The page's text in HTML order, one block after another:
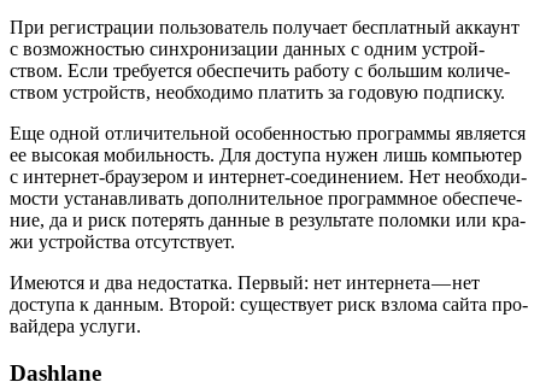
При реги­стра­ции поль­зо­ва­тель полу­ча­ет бес­плат­ный акка­унт
с воз­мож­но­стью син­хро­ни­за­ции дан­ных с одним устрой­
ством. Если тре­бу­ет­ся обес­пе­чить рабо­ту с боль­шим коли­че­
ством устройств, необ­хо­ди­мо пла­тить за годо­вую подписку.
Еще одной отли­чи­тель­ной осо­бен­но­стью про­грам­мы явля­ет­ся
ее высо­кая мобиль­ность. Для досту­па нужен лишь ком­пью­тер
с интер­нет-бра­у­зе­ром и интер­нет-соеди­не­ни­ем. Нет необ­хо­ди­
мо­сти уста­нав­ли­вать допол­ни­тель­ное про­грамм­ное обес­пе­че­
ние, да и риск поте­рять дан­ные в резуль­та­те полом­ки или кра­
жи устрой­ства отсутствует.
Име­ют­ся и два недо­стат­ка. Пер­вый: нет интер­не­та — нет
досту­па к дан­ным. Вто­рой: суще­ству­ет риск взло­ма сай­та про­
вай­де­ра услуги.
Dashlane